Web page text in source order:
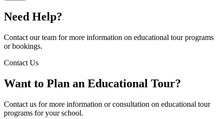
Need Help?
Contact our team for more information on educational tour programs
or bookings.
Contact Us
Want to Plan an Educational Tour?
Contact us for more information or consultation on educational tour
programs for your school.